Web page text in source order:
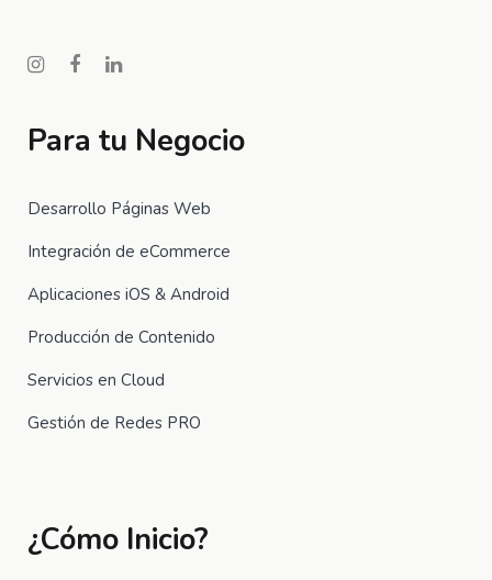
Para tu Negocio
Desarrollo Páginas Web
Integración de eCommerce
Aplicaciones iOS & Android
Producción de Contenido
Servicios en Cloud
Gestión de Redes PRO
¿Cómo Inicio?